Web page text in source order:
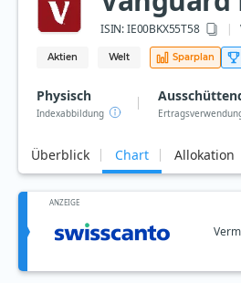
ISIN:IE00BKX55T58
Aktien Welt Sparplan
Physisch
Indexabbildung
Überblick Chart Allokation
ANZEIGE